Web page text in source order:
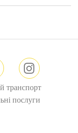
транспорт
послуги